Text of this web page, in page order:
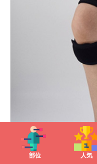
部位 人気